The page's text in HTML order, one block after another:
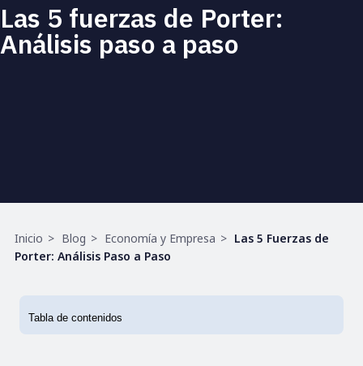
Las 5 fuerzas de Porter:
Análisis paso a paso
Ruta
de
Inicio Blog Economía y Empresa
Las 5 Fuerzas de
Porter: Análisis Paso a Paso